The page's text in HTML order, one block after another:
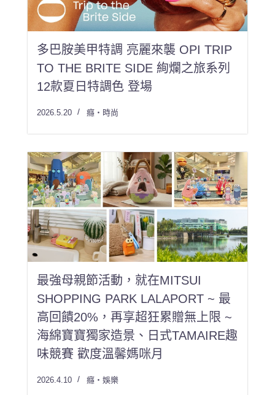
多巴胺美甲特調 亮麗來襲 OPI TRIP
TO THE BRITE SIDE 絢爛之旅系列
12款夏日特調色 登場
2026.5.20 癮・時尚
最強母親節活動，就在MITSUI
SHOPPING PARK LALAPORT ~ 最
高回饋20%，再享超狂累贈無上限 ~
海綿寶寶獨家造景、日式TAMAIRE趣
味競賽 歡度溫馨媽咪月
2026.4.10 癮・娛樂